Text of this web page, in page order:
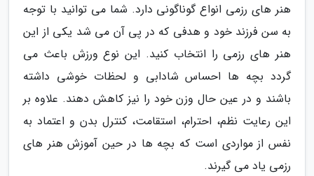
هنر های رزمی انواع گوناگونی دارد. شما می توانید با توجه
به سن فرزند خود و هدفی که در پی آن می شد یکی از این
هنر های رزمی را انتخاب کنید. این نوع ورزش باعث می
گردد بچه ها احساس شادابی و لحظات خوشی داشته
باشند و در عین حال وزن خود را نیز کاهش دهند. علاوه بر
این رعایت نظم، احترام، استقامت، کنترل بدن و اعتماد به
نفس از مواردی است که بچه ها در حین آموزش هنر های
رزمی یاد می گیرند.